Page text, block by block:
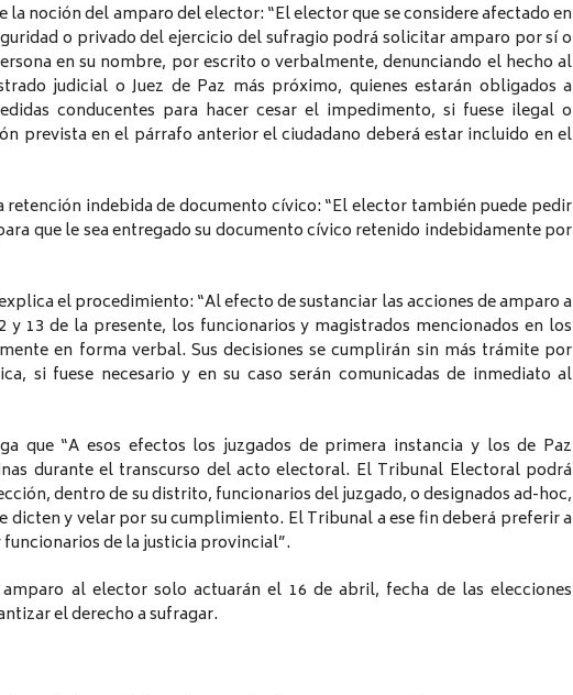
la noción del amparo del elector: “El elector que se considere afectado en
o privado del ejercicio del sufragio podrá solicitar amparo por sí o
en su nombre, por escrito o verbalmente, denunciando el hecho al
judicial o Juez de Paz más próximo, quienes estarán obligados a
conducentes para hacer cesar el impedimento, si fuese ilegal o
prevista en el párrafo anterior el ciudadano deberá estar incluido en el
retención indebida de documento cívico: “El elector también puede pedir
que le sea entregado su documento cívico retenido indebidamente por
el procedimiento: “Al efecto de sustanciar las acciones de amparo a
y 13 de la presente, los funcionarios y magistrados mencionados en los
en forma verbal. Sus decisiones se cumplirán sin más trámite por
si fuese necesario y en su caso serán comunicadas de inmediato al
que “A esos efectos los juzgados de primera instancia y los de Paz
durante el transcurso del acto electoral. El Tribunal Electoral podrá
dentro de su distrito, funcionarios del juzgado, o designados ad-hoc,
dicten y velar por su cumplimiento. El Tribunal a ese fin deberá preferir a
de la justicia provincial”.
al elector solo actuarán el 16 de abril, fecha de las elecciones
el derecho a sufragar.